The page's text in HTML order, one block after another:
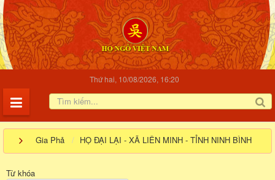
Thứ hai, 10/08/2026, 16:20
Gia Phả HỌ ĐẠI LẠI - XÃ LIÊN MINH - TỈNH NINH BÌNH
Từ khóa